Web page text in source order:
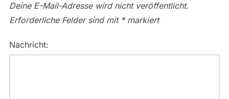
Deine E-Mail-Adresse wird nicht veröffentlicht.
Erforderliche Felder sind mit *markiert
Nachricht: